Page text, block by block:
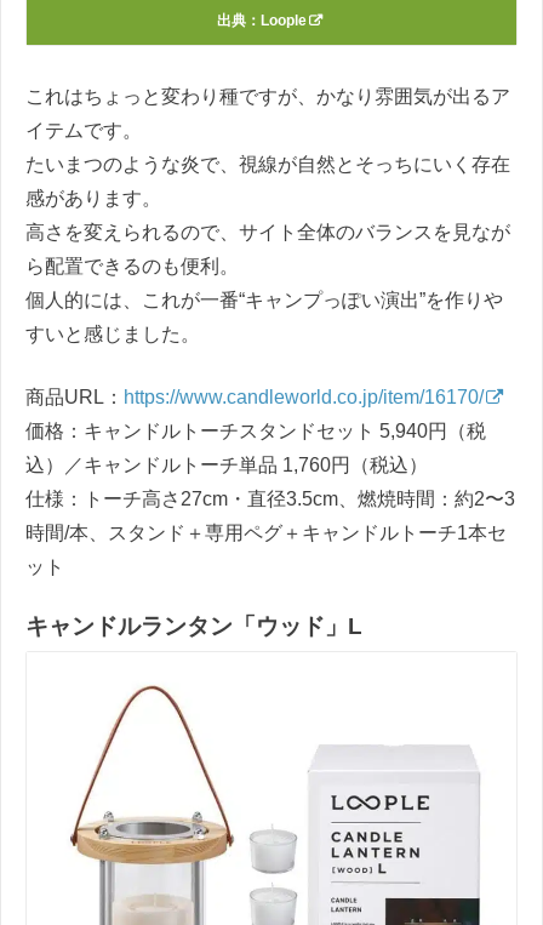
出典： Loople
これはちょっと変わり種ですが、かなり雰囲気が出るア
イテムです。
たいまつのような炎で、視線が自然とそっちにいく存在
感があります。
高さを変えられるので、サイト全体のバランスを見なが
ら配置できるのも便利。
個人的には、これが一番“キャンプっぽい演出”を作りや
すいと感じました。
商品URL： https://www.candleworld.co.jp/item/16170/
価格：キャンドルトーチスタンドセット 5,940円（税
込）／キャンドルトーチ単品 1,760円（税込）
仕様：トーチ高さ27cm・直径3.5cm、燃焼時間：約2〜3
時間/本、スタンド＋専用ペグ＋キャンドルトーチ1本セ
ット
キャンドルランタン「ウッド」L